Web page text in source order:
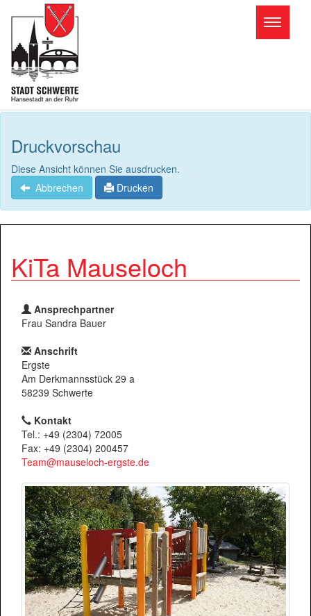
Toggle
Druckvorschau
Diese Ansicht können Sie ausdrucken.
Abbrechen
Drucken
KiTa Mauseloch
Ansprechpartner
Frau Sandra Bauer
Anschrift
Ergste
Am Derkmannsstück 29 a
58239 Schwerte
Kontakt
Tel.: +49 (2304) 72005
Fax: +49 (2304) 200457
Team@mauseloch-ergste.de